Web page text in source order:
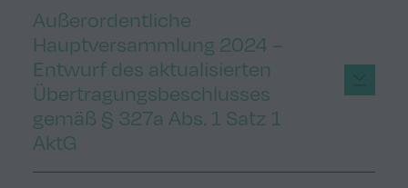
Außerordentliche
Hauptversammlung 2024 –
Entwurf des aktualisierten
Übertragungsbeschlusses
gemäß § 327a Abs. 1 Satz 1
AktG